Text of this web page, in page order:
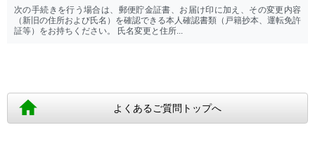
次の手続きを行う場合は、郵便貯金証書、お届け印に加え、その変更内容
（新旧の住所および氏名）を確認できる本人確認書類（戸籍抄本、運転免許
証等）をお持ちください。 氏名変更と住所...
よくあるご質問トップへ